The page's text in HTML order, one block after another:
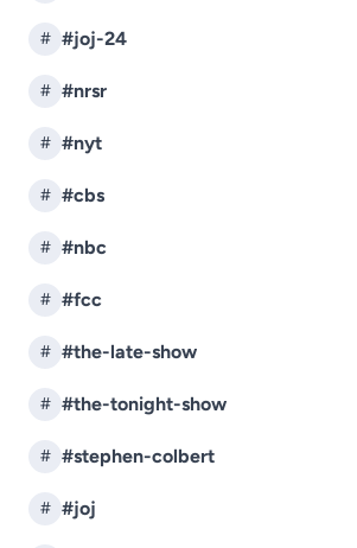
# #joj-24
# #nrsr
# #nyt
# #cbs
# #nbc
# #fcc
# #the-late-show
# #the-tonight-show
# #stephen-colbert
# #joj